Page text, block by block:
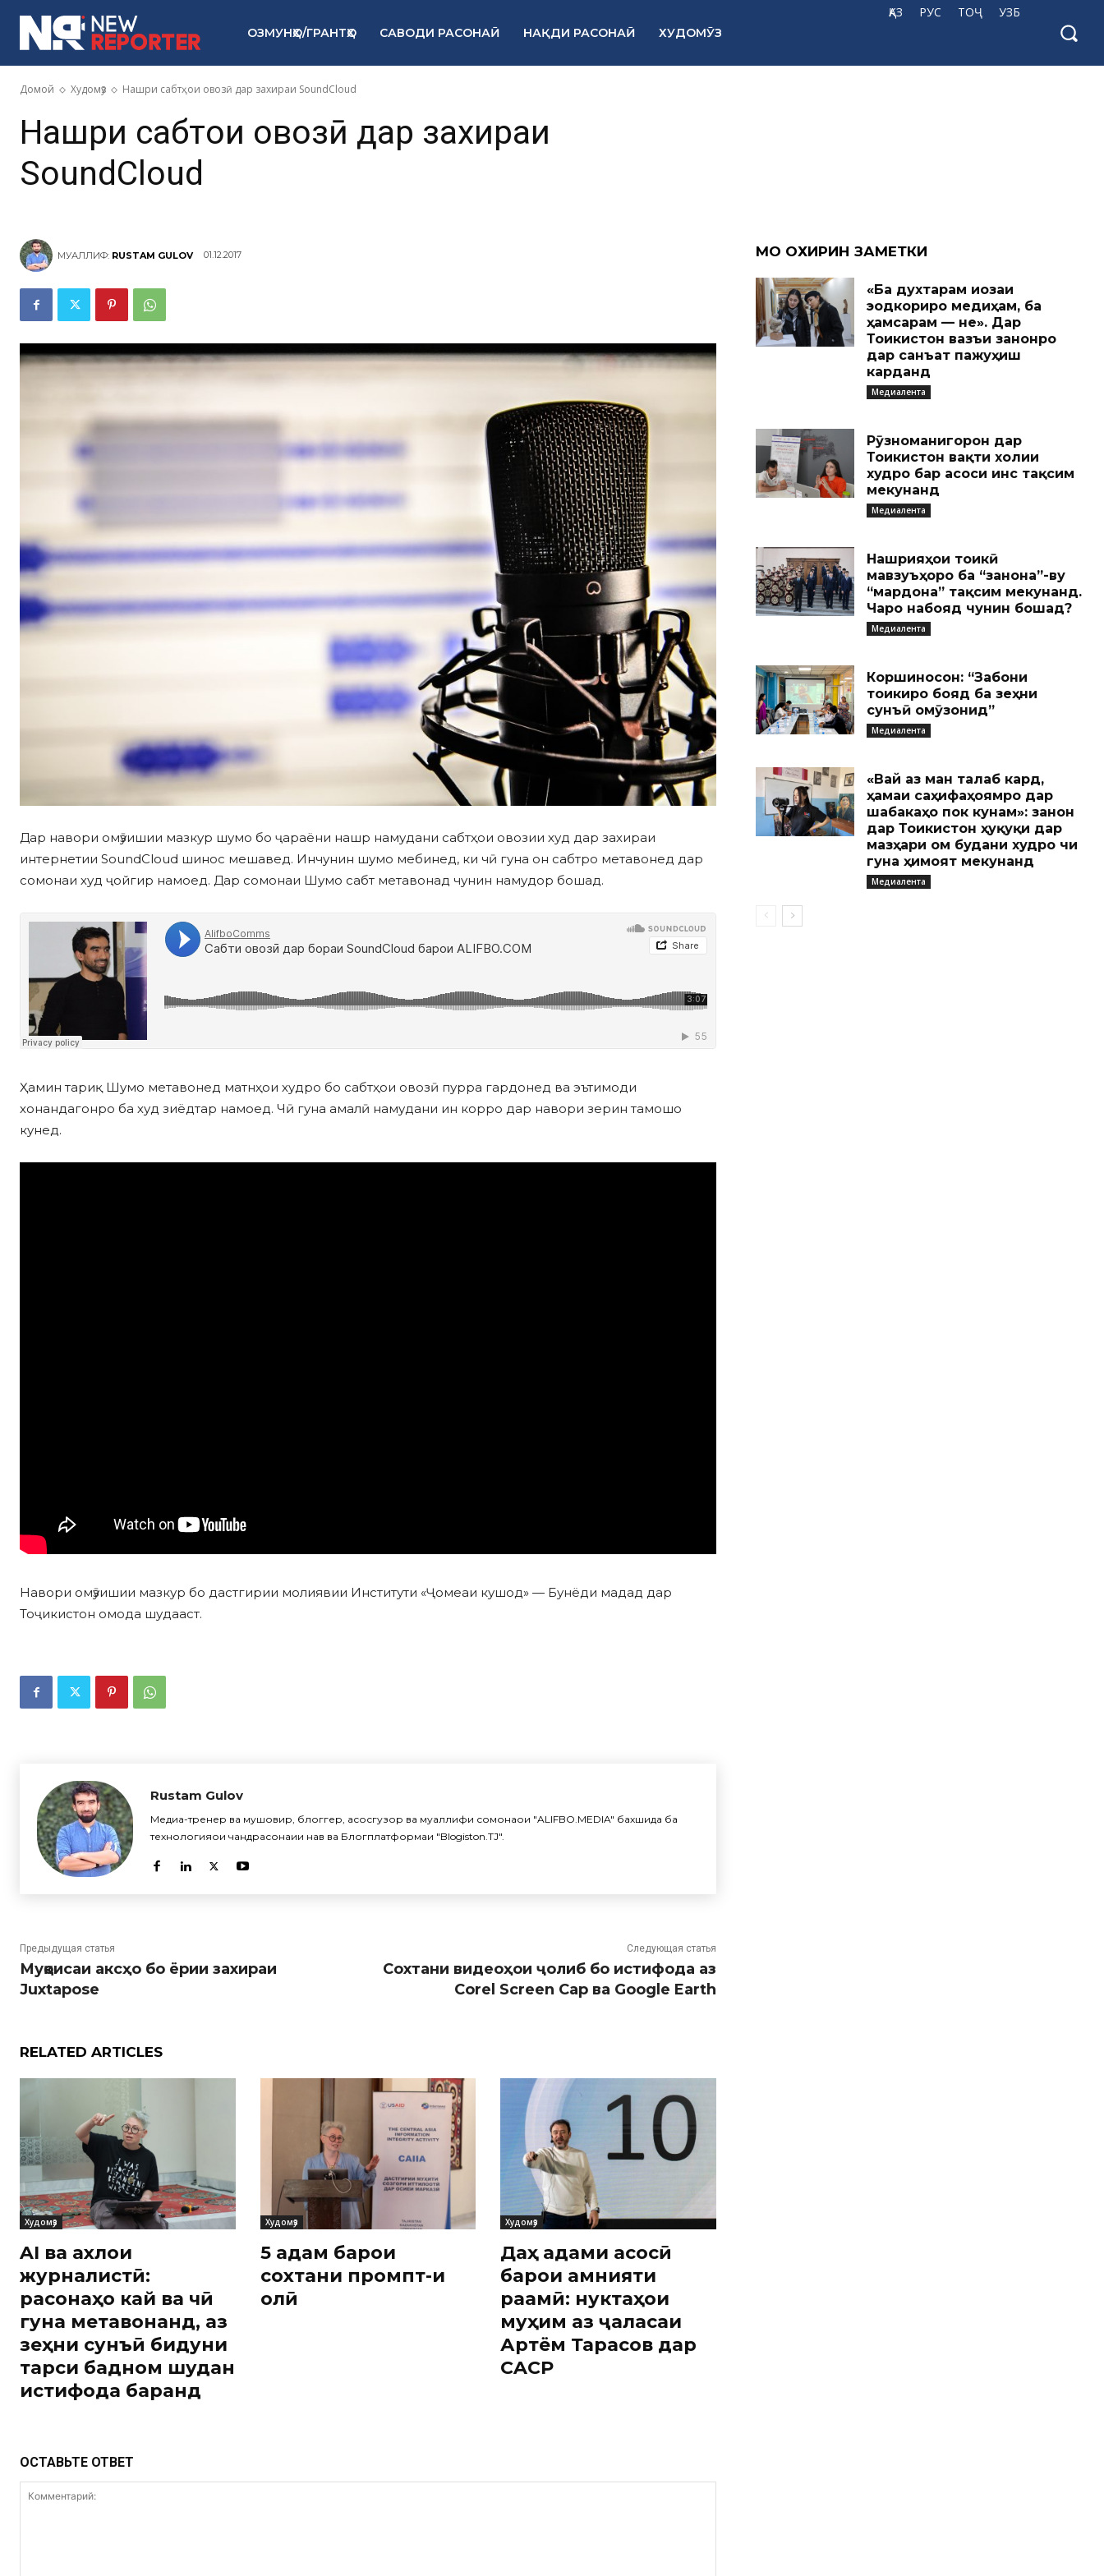
ҚАЗ РУС ТОҶ УЗБ
ОЗМУНҲО/ГРАНТҲО САВОДИ РАСОНАӢ НАҚДИ РАСОНАӢ ХУДОМӮЗ
Домой Худомӯз Нашри сабтҳои овозӣ дар захираи SoundCloud
Нашри сабтҳои овозӣ дар захираи
SoundCloud
МУАЛЛИФ: RUSTAM GULOV 01.12.2017
Дар навори омӯзишии мазкур шумо бо ҷараёни нашр намудани сабтҳои овозии худ дар захираи
интернетии SoundCloud шинос мешавед. Инчунин шумо мебинед, ки чӣ гуна он сабтро метавонед дар
сомонаи худ ҷойгир намоед. Дар сомонаи Шумо сабт метавонад чунин намудор бошад.
Ҳамин тариқ Шумо метавонед матнҳои худро бо сабтҳои овозӣ пурра гардонед ва эътимоди
хонандагонро ба худ зиёдтар намоед. Чӣ гуна амалӣ намудани ин корро дар навори зерин тамошо
кунед.
Навори омӯзишии мазкур бо дастгирии молиявии Институти «Ҷомеаи кушод» — Бунёди мадад дар
Тоҷикистон омода шудааст.
Rustam Gulov
Медиа-тренер ва мушовир, блоггер, асосгузор ва муаллифи сомонаҳои "ALIFBO.MEDIA" бахшида ба
технологияҳои чандрасонаии нав ва Блогплатформаи "Blogiston.TJ".
Предыдущая статья
Муқоисаи аксҳо бо ёрии захираи
Juxtapose
Следующая статья
Сохтани видеоҳои ҷолиб бо истифода аз
Corel Screen Cap ва Google Earth
RELATED ARTICLES
Худомӯз
AI ва ахлоқи
журналистӣ:
расонаҳо кай ва чӣ
гуна метавонанд, аз
зеҳни сунъӣ бидуни
тарси бадном шудан
истифода баранд
Худомӯз
5 қадам барои
сохтани промпт-и
олӣ
Худомӯз
Даҳ қадами асосӣ
барои амнияти
рақамӣ: нуктаҳои
муҳим аз ҷаласаи
Артём Тарасов дар
CACP
ОСТАВЬТЕ ОТВЕТ
МО ОХИРИН ЗАМЕТКИ
«Ба духтарам иҷозаи
эҷодкориро медиҳам, ба
ҳамсарам — не». Дар
Тоҷикистон вазъи занонро
дар санъат пажуҳиш
карданд
Медиалента
Рӯзноманигорон дар
Тоҷикистон вақти холии
худро бар асоси ҷинс тақсим
мекунанд
Медиалента
Нашрияҳои тоҷикӣ
мавзуъҳоро ба “занона”-ву
“мардона” тақсим мекунанд.
Чаро набояд чунин бошад?
Медиалента
Коршиносон: “Забони
тоҷикиро бояд ба зеҳни
сунъӣ омӯзонид”
Медиалента
«Вай аз ман талаб кард,
ҳамаи саҳифаҳоямро дар
шабакаҳо пок кунам»: занон
дар Тоҷикистон ҳуқуқи дар
мазҳари ом будани худро чи
гуна ҳимоят мекунанд
Медиалента